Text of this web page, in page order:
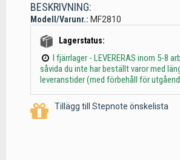
BESKRIVNING:
Modell/Varunr.: MF2810
Lagerstatus:
I fjärrlager - LEVERERAS inom 5-8
såvida du inte har beställt varor med
leveranstider (med förbehåll för
Tillägg till Stepnote önskelista